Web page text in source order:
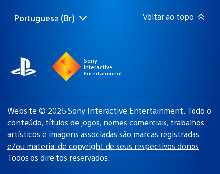
Selecione
Região
Portuguese (Br) Voltar ao topo
Sony
Interactive
Entertainment
Website © 2026 Sony Interactive Entertainment. Todo o
conteúdo, títulos de jogos, nomes comerciais, trabalhos
artísticos e imagens associadas são marcas registradas
e/ou material de copyright de seus respectivos donos.
Todos os direitos reservados.